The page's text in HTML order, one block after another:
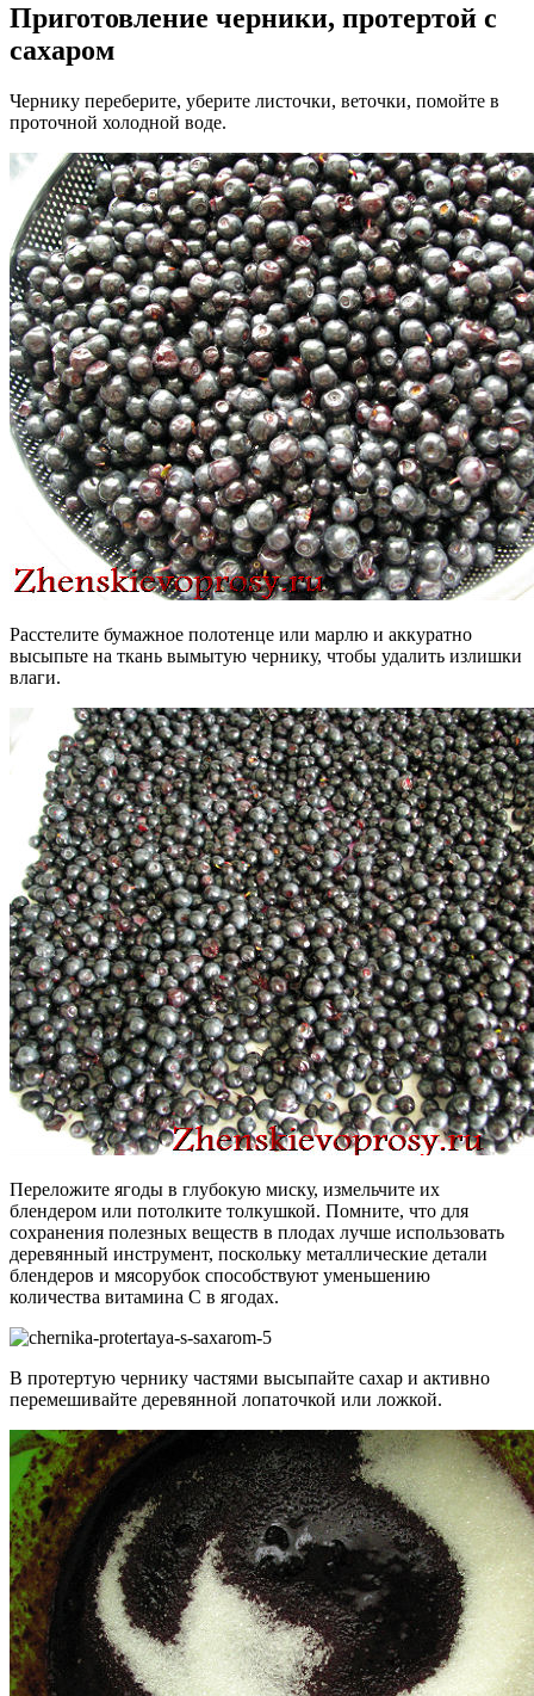
Приготовление черники, протертой с
сахаром
Чернику переберите, уберите листочки, веточки, помойте в
проточной холодной воде.
Расстелите бумажное полотенце или марлю и аккуратно
высыпьте на ткань вымытую чернику, чтобы удалить излишки
влаги.
Переложите ягоды в глубокую миску, измельчите их
блендером или потолките толкушкой. Помните, что для
сохранения полезных веществ в плодах лучше использовать
деревянный инструмент, поскольку металлические детали
блендеров и мясорубок способствуют уменьшению
количества витамина С в ягодах.
В протертую чернику частями высыпайте сахар и активно
перемешивайте деревянной лопаточкой или ложкой.